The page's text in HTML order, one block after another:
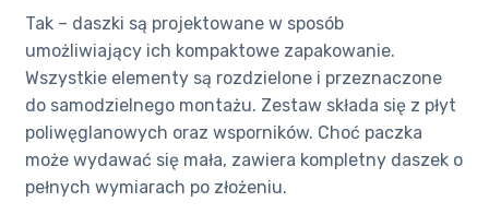
Tak – daszki są projektowane w sposób
umożliwiający ich kompaktowe zapakowanie.
Wszystkie elementy są rozdzielone i przeznaczone
do samodzielnego montażu. Zestaw składa się z płyt
poliwęglanowych oraz wsporników. Choć paczka
może wydawać się mała, zawiera kompletny daszek o
pełnych wymiarach po złożeniu.